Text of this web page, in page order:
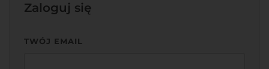
Zaloguj się
TWÓJ EMAIL